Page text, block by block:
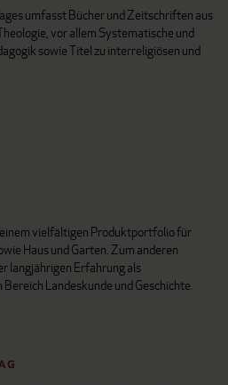
umfasst Bücher und Zeitschriften aus
vor allem Systematische und
sowie Titel zu interreligiösen und
vielfältigen Produktportfolio für
Haus und Garten. Zum anderen
langjährigen Erfahrung als
Landeskunde und Geschichte.